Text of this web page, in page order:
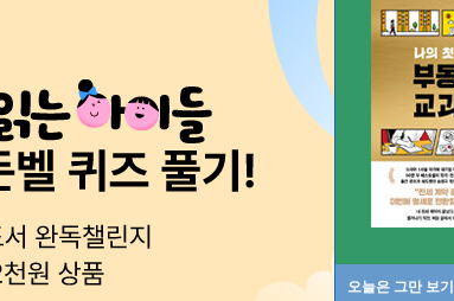
오늘은 그만 보기